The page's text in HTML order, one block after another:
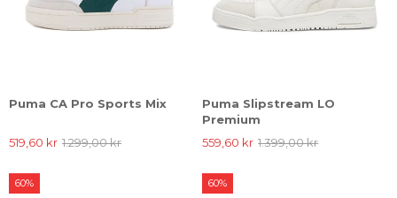
Puma CA Pro Sports Mix
519,60 kr 1.299,00 kr
Puma Slipstream LO
Premium
559,60 kr 1.399,00 kr
60% 60%